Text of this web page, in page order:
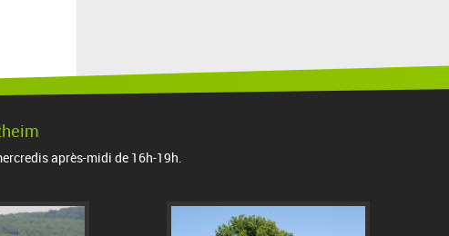
après-midi de 16h-19h.